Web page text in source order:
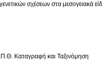
σχέσεων στα μεσογειακά
Καταγραφή και Ταξινόμηση